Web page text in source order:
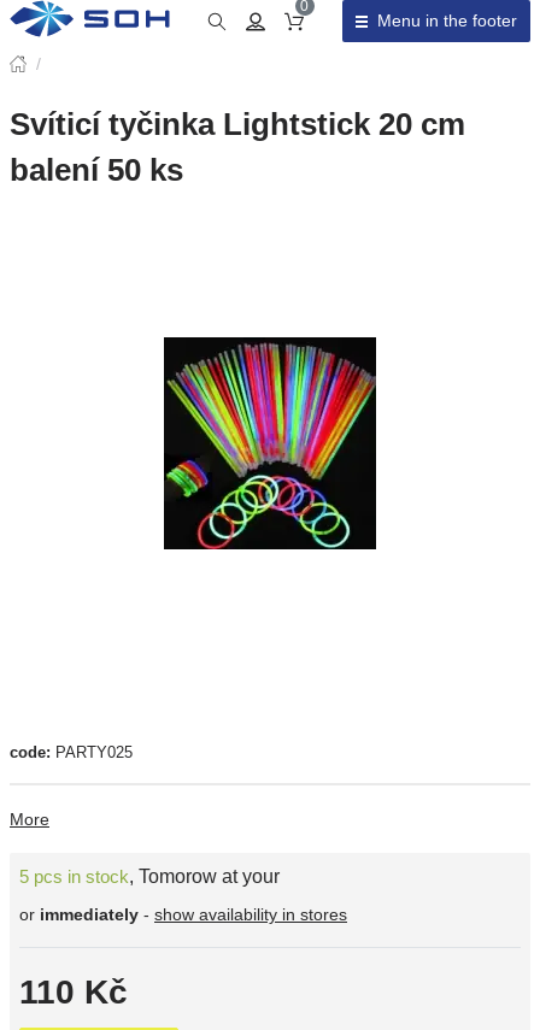
Cart total
0
Menu in the footer
/
Svíticí tyčinka Lightstick 20 cm
balení 50 ks
code: PARTY025
More
5 pcs in stock, Tomorow at your
or immediately - show availability in stores
110 Kč